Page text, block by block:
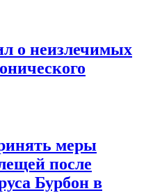
о неизлечимых
меры
после
Бурбон в